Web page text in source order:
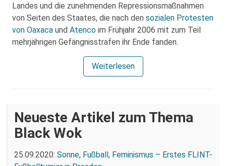
Landes und die zunehmenden Repressionsmaßnahmen
von Seiten des Staates, die nach den sozialen Protesten
von Oaxaca und Atenco im Frühjahr 2006 mit zum Teil
mehrjährigen Gefängnisstrafen ihr Ende fanden.
Weiterlesen
Neueste Artikel zum Thema
Black Wok
25.09.2020: Sonne, Fußball, Feminismus – Erstes FLINT-